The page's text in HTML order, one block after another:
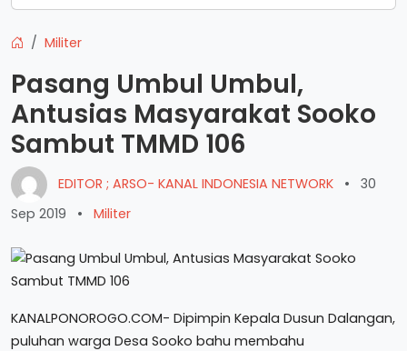
Militer
Pasang Umbul Umbul,
Antusias Masyarakat Sooko
Sambut TMMD 106
EDITOR ; ARSO- KANAL INDONESIA NETWORK •
30
Sep 2019
• Militer
KANALPONOROGO.COM- Dipimpin Kepala Dusun Dalangan,
puluhan warga Desa Sooko bahu membahu